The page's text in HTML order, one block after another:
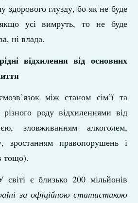
здорового глузду, бо як не буде
усі вимруть, то не буде
ні влада.
відхилення від основних
між станом сім’ї та
різного роду відхиленнями від
зловживанням алкоголем,
зростанням правопорушень і
тощо).
світі є близько 200 мільйонів
за офіційною статистикою